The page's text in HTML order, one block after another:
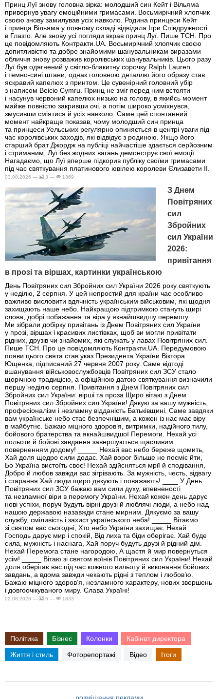
Принц Луї знову головна зірка: молодший син Кейт і Вільяма
привернув увагу емоційними гримасами. Восьмирічний хлопчик
своєю знову замилував усіх навколо. Родина принцеси Кейт
і принца Вільяма у повному складі відвідала Ігри Співдружності
в Глазго. Але знову усі погляди вкрав принц Луї. Пише ТСН. Про
це повідомляють Контракти.UA. Восьмирічний хлопчик своєю
допитливістю та добре знайомими шанувальникам виразами
обличчя знову розважив королівських шанувальників. Цього разу
Луї був одягнений у світло-блакитну сорочку Ralph Lauren
і темно-сині штани, однак головною деталлю його образу став
яскравий капелюх з принтом. Це сувенірний головний убір
з написом Beicio Cymru. Принц не зміг перед ним встояти
і насунув червоний капелюх низько на голову, в якийсь момент
майже повністю закривши очі, а потім широко усміхнувся,
змусивши сміятися й усіх навколо. Саме цей спонтанний
момент найкраще показав, чому молодший син принца
та принцеси Уельських регулярно опиняється в центрі уваги під
час королівських заходів, які відвідує з родиною. Якщо його
старший брат Джордж на публіці найчастіше здається серйозним
і стриманим, Луї без жодних вагань демонструє свої емоції.
Нагадаємо, що Луї вперше підкорив публіку своїми гримасами
під час святкування платинового ювілею королеви Єлизавети II.
03.08.2026 — 3 — 1369
З Днем
Повітряних
сил
Збройних
сил України
2026:
привітання
в прозі та віршах, картинки українською
День Повітряних сил Збройних сил України 2026 року святкують
у неділю, 2 серпня. У цей непростий для країни час особливо
важливо висловити вдячність українським військовим, які щодня
захищають наше небо. Найкращою підтримкою стануть щирі
слова, добрі побажання та віра у якнайшвидшу перемогу.
Ми зібрали добірку привітань із Днем Повітряних сил України
у прозі, віршах і красивих листівках, щоб ви могли привітати
рідних, друзів чи знайомих, які служать у лавах Повітряних сил.
Пише ТСН. Про це повідомляють Контракти.UA. Передумовою
появи цього свята став указ Президента України Віктора
Ющенка, підписаний 27 червня 2007 року. Саме відтоді
вшанування військовослужбовців Повітряних сил ЗСУ стало
щорічною традицією, а офіційною датою святкування визначили
першу неділю серпня. Привітання з Днем Повітряних сил
Збройних сил України: вірші та проза Щиро вітаю з Днем
Повітряних сил Збройних сил України! Дякую за вашу мужність,
професіоналізм і незламну відданість Батьківщині. Саме завдяки
вам українське небо стає безпечнішим, а кожен із нас має віру
в майбутнє. Бажаю міцного здоров’я, витримки, надійного тилу,
бойового братерства та якнайшвидшої Перемоги. Нехай усі
польоти й бойові завдання завершуються щасливим
поверненням додому! _____ Нехай вас небо береже щомить,
Хай доля щедро сили додає. Хай ворог більше не посміє йти,
Бо Україна вистоїть своє! Нехай здійсняться мрії й сподівання,
Добро й любов завжди вас зігрівають. За мужність, честь, відвагу
і старання Хай люди щиро дякують і поважають! ____ У День
Повітряних сил ЗСУ бажаю вам сили духу, впевненості
та незламної віри в перемогу України. Нехай кожен день дарує
нові успіхи, поруч будуть вірні друзі й люблячі люди, а небо над
нашою державою назавжди стане мирним. Дякуємо за вашу
службу, сміливість і захист українського неба! _____ Вітаємо
зі святом вас сьогодні, Хто небо України захищає. Нехай
Господь дарує мир і спокій, Від лиха та біди оберігає. Хай буде
сила, мужність і наснага, Хай поруч будуть друзі й рідний дім.
Нехай Перемога стане нагородою, А щастя й мир повернуться
усім! _____ Вітаю зі святом воїнів Повітряних сил України! Нехай
доля оберігає вас під час кожного вильоту й виконання бойових
завдань, а вдома завжди чекають рідні з теплом і любов’ю.
Бажаю міцного здоров’я, незламного характеру, нових звершень
і довгоочікуваного миру. Слава Україні!
02.08.2026 — 6 — 1833
Політика Бізнес Колонки Кабінет директора
Життя і стиль Фоторепортажі Відео Ітоги